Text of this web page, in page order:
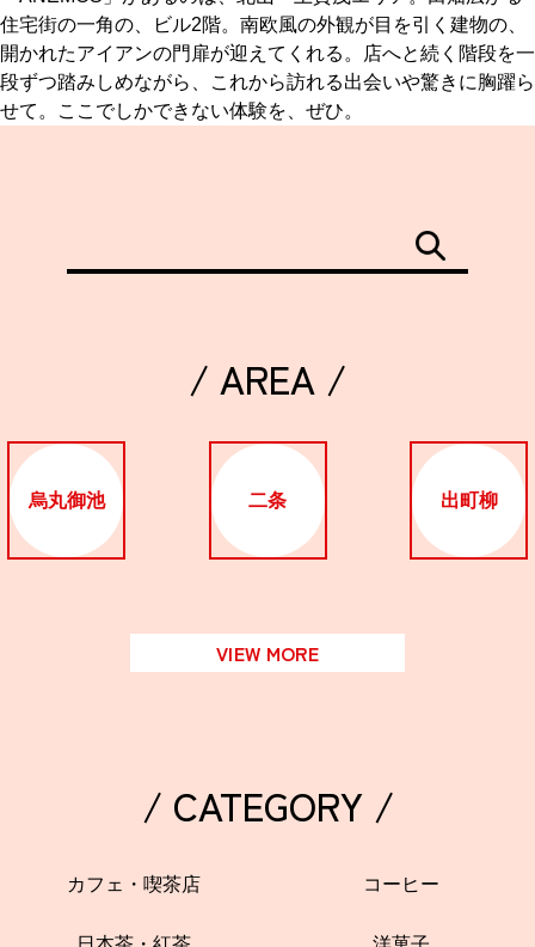
住宅街の一角の、ビル2階。南欧風の外観が目を引く建物の、
開かれたアイアンの門扉が迎えてくれる。店へと続く階段を一
段ずつ踏みしめながら、これから訪れる出会いや驚きに胸躍ら
せて。ここでしかできない体験を、ぜひ。
/ AREA /
烏丸御池 二条 出町柳
VIEW MORE
/ CATEGORY /
カフェ・喫茶店 コーヒー